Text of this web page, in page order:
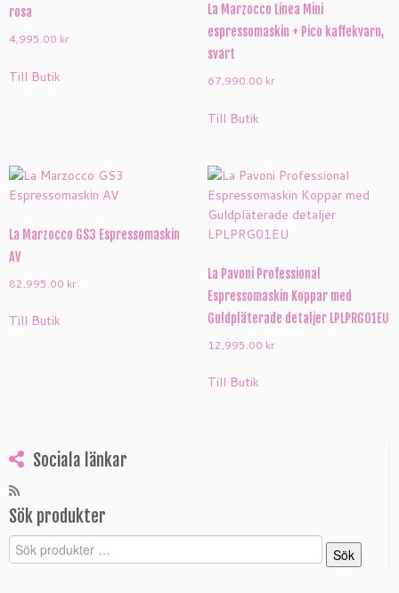
rosa
4,995.00 kr
Till Butik
La Marzocco Linea Mini
espressomaskin + Pico kaffekvarn,
svart
67,990.00 kr
Till Butik
La Marzocco GS3 Espressomaskin
AV
82,995.00 kr
Till Butik
La Pavoni Professional
Espressomaskin Koppar med
Guldpläterade detaljer LPLPRG01EU
12,995.00 kr
Till Butik
Sociala länkar
Sök produkter
Sök
efter:
Sök